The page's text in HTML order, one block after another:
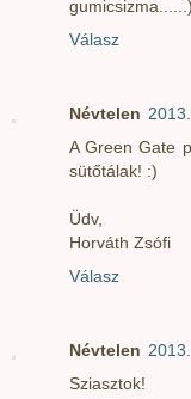
Válasz
Névtelen
A Green Gate
sütőtálak! :)
Üdv,
Horváth Zsófi
Válasz
Névtelen
Sziasztok!